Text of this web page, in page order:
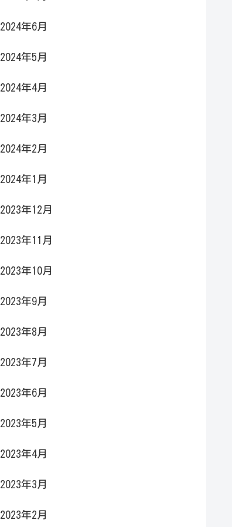
2024年6月
2024年5月
2024年4月
2024年3月
2024年2月
2024年1月
2023年12月
2023年11月
2023年10月
2023年9月
2023年8月
2023年7月
2023年6月
2023年5月
2023年4月
2023年3月
2023年2月